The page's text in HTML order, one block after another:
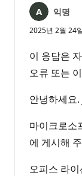
익명
2025년 2월 24
이 응답은
오류 또는
안녕하세요.
마이크로소
에 게시해
오피스 라